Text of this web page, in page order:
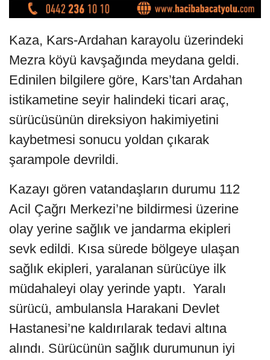
Kaza, Kars-Ardahan karayolu üzerindeki
Mezra köyü kavşağında meydana geldi.
Edinilen bilgilere göre, Kars’tan Ardahan
istikametine seyir halindeki ticari araç,
sürücüsünün direksiyon hakimiyetini
kaybetmesi sonucu yoldan çıkarak
şarampole devrildi.
Kazayı gören vatandaşların durumu 112
Acil Çağrı Merkezi’ne bildirmesi üzerine
olay yerine sağlık ve jandarma ekipleri
sevk edildi. Kısa sürede bölgeye ulaşan
sağlık ekipleri, yaralanan sürücüye ilk
müdahaleyi olay yerinde yaptı. Yaralı
sürücü, ambulansla Harakani Devlet
Hastanesi’ne kaldırılarak tedavi altına
alındı. Sürücünün sağlık durumunun iyi